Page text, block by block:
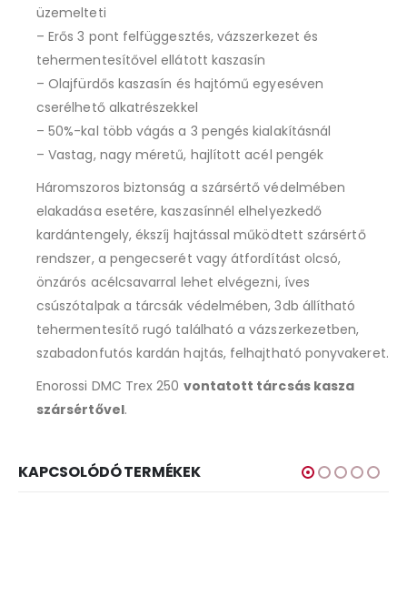
üzemelteti
– Erős 3 pont felfüggesztés, vázszerkezet és
tehermentesítővel ellátott kaszasín
– Olajfürdős kaszasín és hajtómű egyeséven
cserélhető alkatrészekkel
– 50%-kal több vágás a 3 pengés kialakításnál
– Vastag, nagy méretű, hajlított acél pengék
Háromszoros biztonság a szársértő védelmében
elakadása esetére, kaszasínnél elhelyezkedő
kardántengely, ékszíj hajtással működtett szársértő
rendszer, a pengecserét vagy átfordítást olcsó,
önzárós acélcsavarral lehet elvégezni, íves
csúszótalpak a tárcsák védelmében, 3db állítható
tehermentesítő rugó található a vázszerkezetben,
szabadonfutós kardán hajtás, felhajtható ponyvakeret.
Enorossi DMC Trex 250 vontatott tárcsás kasza
szársértővel.
KAPCSOLÓDÓ TERMÉKEK